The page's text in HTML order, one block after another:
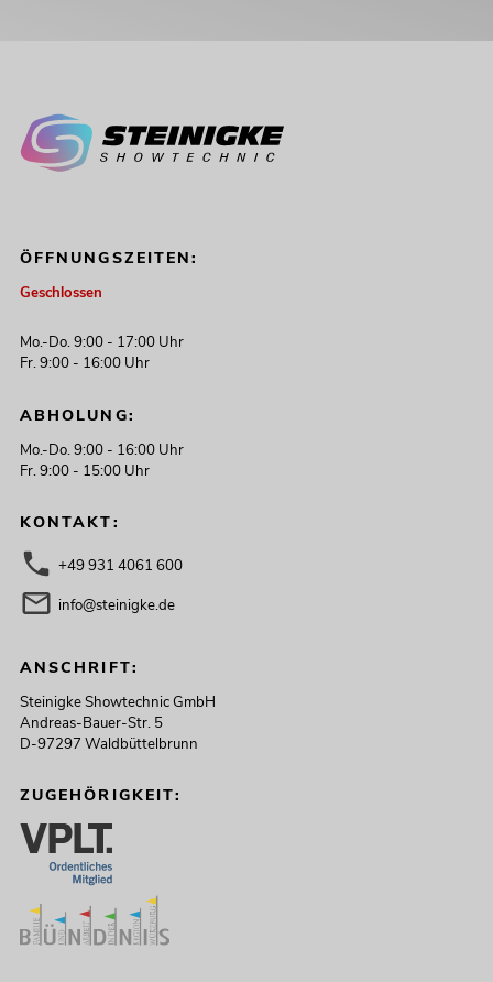
ÖFFNUNGSZEITEN:
Geschlossen
Mo.-Do. 9:00 - 17:00 Uhr
Fr. 9:00 - 16:00 Uhr
ABHOLUNG:
Mo.-Do. 9:00 - 16:00 Uhr
Fr. 9:00 - 15:00 Uhr
KONTAKT:
+49 931 4061 600
info@steinigke.de
ANSCHRIFT:
Steinigke Showtechnic GmbH
Andreas-Bauer-Str. 5
D-97297 Waldbüttelbrunn
ZUGEHÖRIGKEIT: